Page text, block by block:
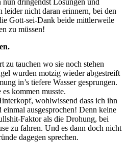
nicht daran erinnern, bei den
Gott-sei-Dank beide mittlerweile
zu müssen!
zu tauchen wo sie noch stehen
wurden motzig wieder abgestreift
in’s tiefere Wasser gesprungen.
kommen musste.
wohlwissend dass ich ihn
ausgesprochen! Denn keine
Faktor als die Drohung, bei
zu fahren. Und es dann doch nicht
dagegen sprechen.